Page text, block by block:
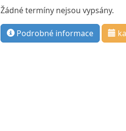
Žádné termíny nejsou vypsány.
Podrobné informace